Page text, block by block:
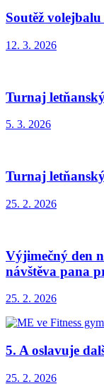
Soutěž
12. 3. 2026
Turnaj
5. 3. 2026
Turnaj
25. 2. 2026
Výjimečný den
návštěva pana
25. 2. 2026
5. A oslavuje
25. 2. 2026